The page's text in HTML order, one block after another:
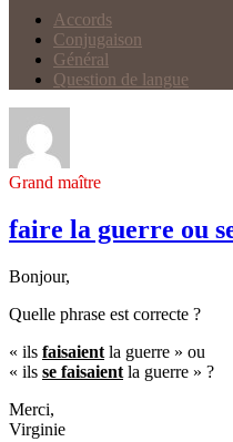
Accords
Conjugaison
Général
Question de langue
Grand maître
faire la guerre ou
Bonjour,
Quelle phrase est correcte ?
« ils faisaient la guerre » ou
« ils se faisaient la guerre » ?
Merci,
Virginie